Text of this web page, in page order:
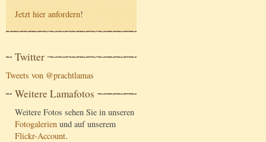
Jetzt hier anfordern!
Twitter
Tweets von @prachtlamas
Weitere Lamafotos
Weitere Fotos sehen Sie in unseren
Fotogalerien und auf unserem
Flickr-Account.